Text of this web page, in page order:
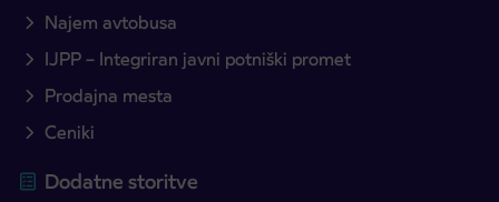
Najem avtobusa
IJPP – Integriran javni potniški promet
Prodajna mesta
Ceniki
Dodatne storitve